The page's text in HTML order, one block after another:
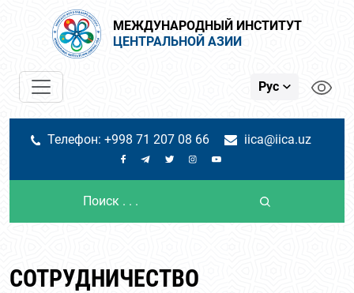
МЕЖДУНАРОДНЫЙ ИНСТИТУТ
ЦЕНТРАЛЬНОЙ АЗИИ
Рус
Телефон: +998 71 207 08 66 iica@iica.uz
СОТРУДНИЧЕСТВО